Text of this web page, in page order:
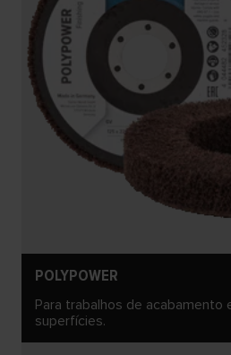
POLYPOWER
Para trabalhos de acabamento
superfícies.